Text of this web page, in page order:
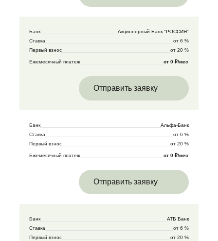
Банк
Акционерный Банк "РОССИЯ"
Ставка
от 6 %
Первый взнос
от 20 %
Ежемесячный платеж от 0 ₽/мес
Отправить заявку
Банк
Альфа-Банк
Ставка
от 6 %
Первый взнос
от 20 %
Ежемесячный платеж от 0 ₽/мес
Отправить заявку
Банк
АТБ Банк
Ставка
от 6 %
Первый взнос
от 20 %